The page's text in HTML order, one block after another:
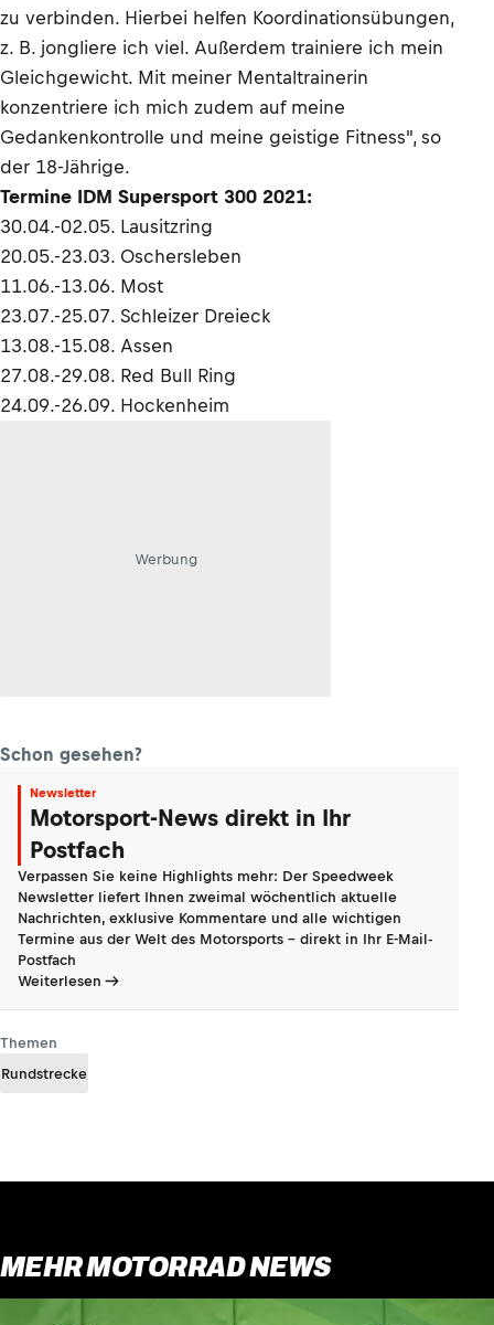
zu verbinden. Hierbei helfen Koordinationsübungen,
z. B. jongliere ich viel. Außerdem trainiere ich mein
Gleichgewicht. Mit meiner Mentaltrainerin
konzentriere ich mich zudem auf meine
Gedankenkontrolle und meine geistige Fitness", so
der 18-Jährige.
Termine IDM Supersport 300 2021:
30.04.-02.05. Lausitzring
20.05.-23.03. Oschersleben
11.06.-13.06. Most
23.07.-25.07. Schleizer Dreieck
13.08.-15.08. Assen
27.08.-29.08. Red Bull Ring
24.09.-26.09. Hockenheim
Werbung
Schon gesehen?
Newsletter
Motorsport-News direkt in Ihr
Postfach
Verpassen Sie keine Highlights mehr: Der Speedweek
Newsletter liefert Ihnen zweimal wöchentlich aktuelle
Nachrichten, exklusive Kommentare und alle wichtigen
Termine aus der Welt des Motorsports - direkt in Ihr E-Mail-
Postfach
Weiterlesen
Themen
Rundstrecke
MEHR MOTORRAD NEWS